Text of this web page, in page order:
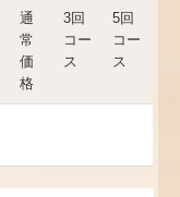
通
常
価
格
3回
コー
ス
5回
コー
ス